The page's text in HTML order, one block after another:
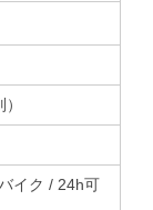
イク / 24h可